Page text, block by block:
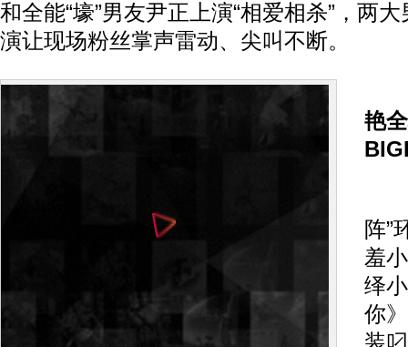
和全能“壕”男友尹正上演“相爱相杀”，两
演让现场粉丝掌声雷动、尖叫不断。
艳
阵”
羞
绎
你